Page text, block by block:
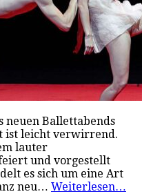
neuen Ballettabends
ist leicht verwirrend.
lauter
und vorgestellt
es sich um eine Art
neu… Weiterlesen…